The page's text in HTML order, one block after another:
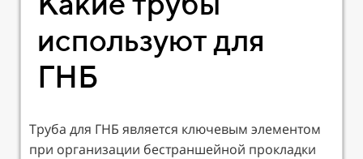
используют для
ГНБ
Труба для ГНБ является ключевым элементом
при организации бестраншейной прокладки